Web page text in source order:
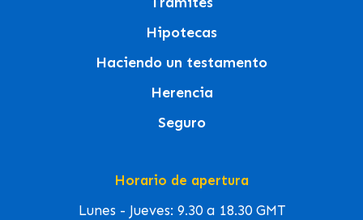
Hipotecas
Haciendo un testamento
Herencia
Seguro
Horario de apertura
Lunes - Jueves: 9.30 a 18.30 GMT